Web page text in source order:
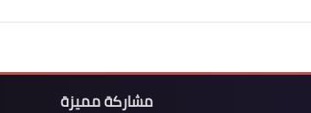
مشاركة مميزة